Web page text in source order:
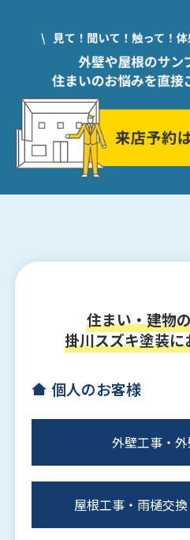
住まい・建物
掛川スズキ塗装
個人のお客様
外壁工事・
屋根工事・雨樋交